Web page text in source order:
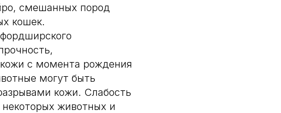
смешанных пород
кошек.
с момента рождения
могут быть
кожи. Слабость
животных и